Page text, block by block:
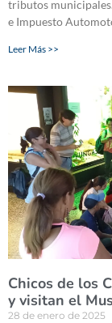
tributos
e Impuesto
Leer Más >>
Chicos de los
y visitan el
28 de enero de 2025